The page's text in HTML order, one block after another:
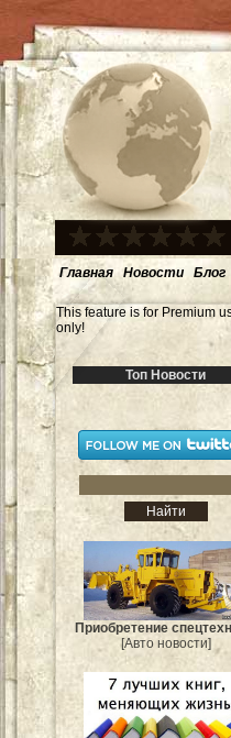
Главная Новости Блог
This feature is for Premium
only!
Топ Новости
Приобретение
[Авто новости]